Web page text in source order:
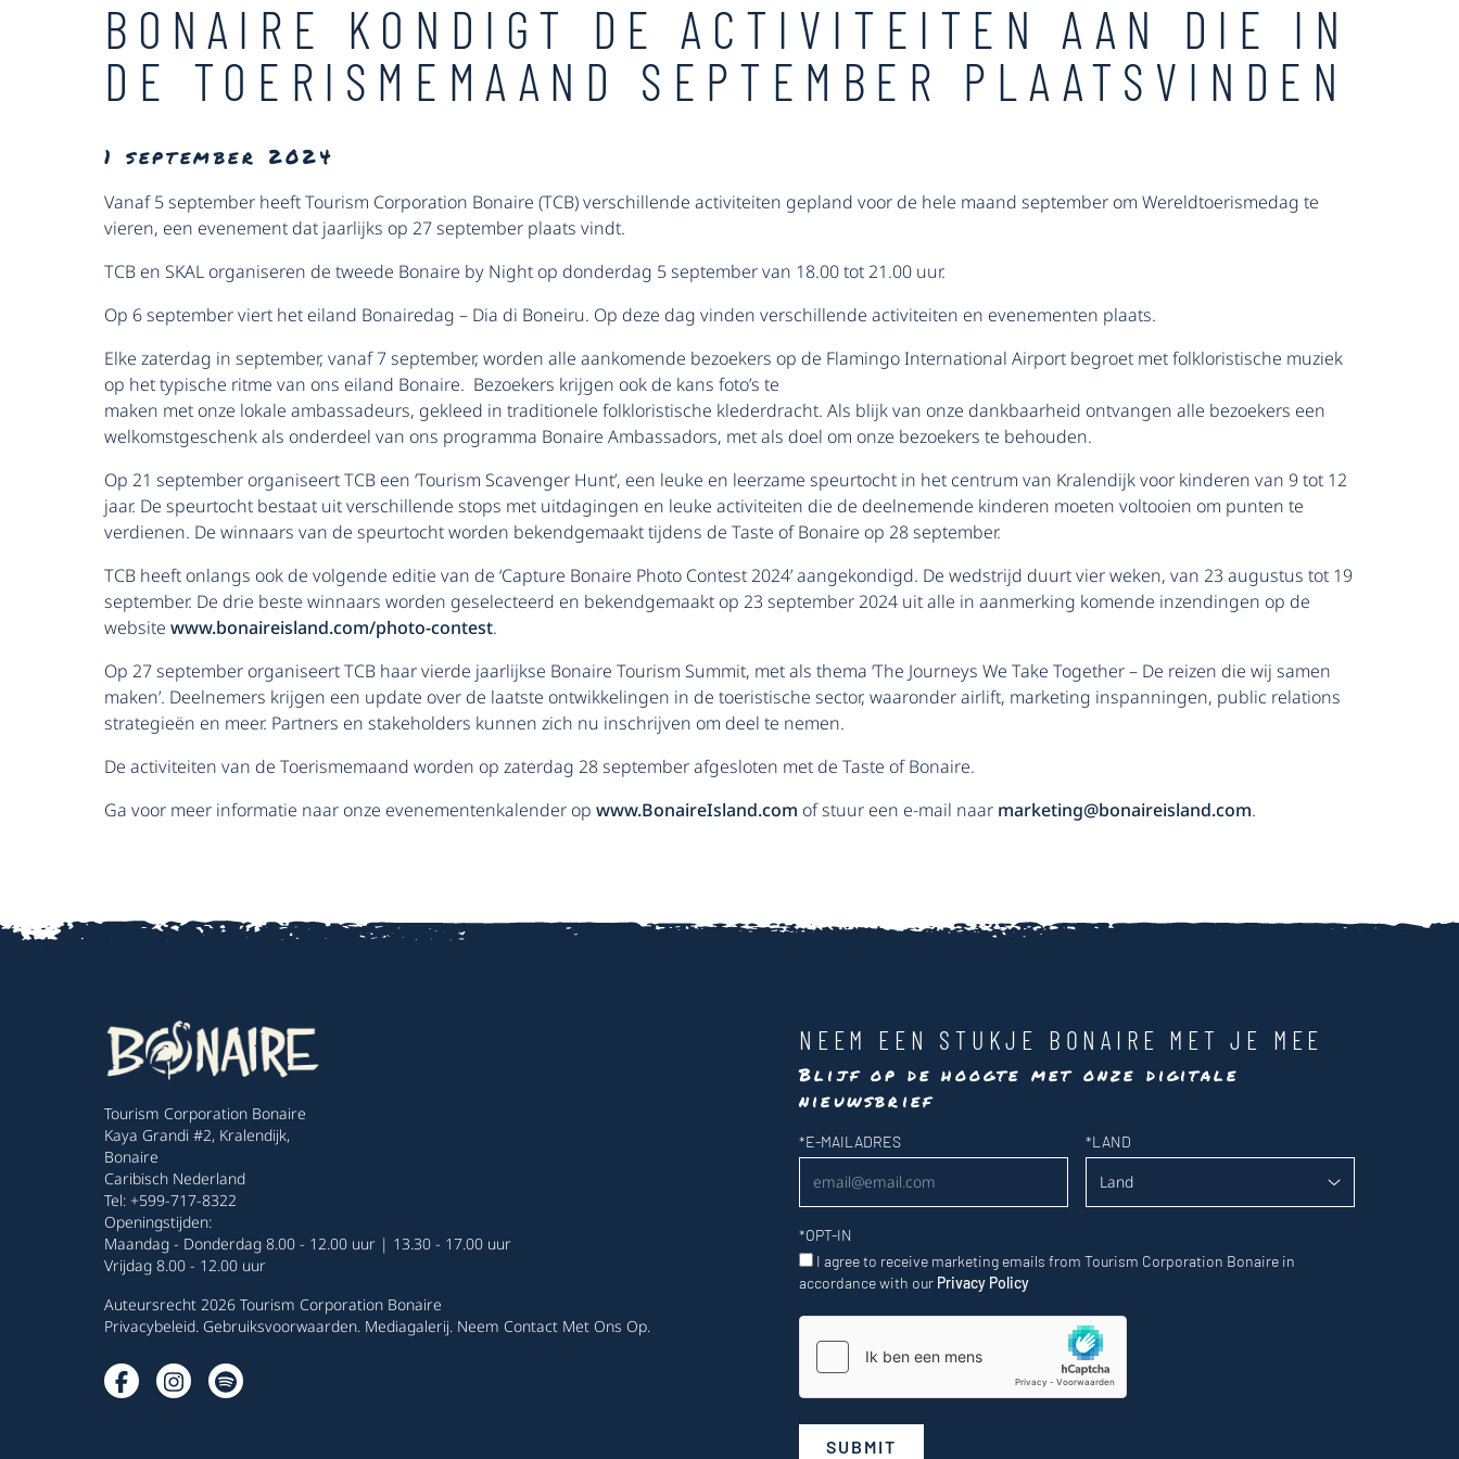
BONAIRE KONDIGT DE ACTIVITEITEN AAN DIE IN
DE TOERISMEMAAND SEPTEMBER PLAATSVINDEN
1 september 2024
Vanaf 5 september heeft Tourism Corporation Bonaire (TCB) verschillende activiteiten gepland voor de hele maand september om Wereldtoerismedag te
vieren, een evenement dat jaarlijks op 27 september plaats vindt.
TCB en SKAL organiseren de tweede Bonaire by Night op donderdag 5 september van 18.00 tot 21.00 uur.
Op 6 september viert het eiland Bonairedag – Dia di Boneiru. Op deze dag vinden verschillende activiteiten en evenementen plaats.
Elke zaterdag in september, vanaf 7 september, worden alle aankomende bezoekers op de Flamingo International Airport begroet met folkloristische muziek
op het typische ritme van ons eiland Bonaire. Bezoekers krijgen ook de kans foto’s te
maken met onze lokale ambassadeurs, gekleed in traditionele folkloristische klederdracht. Als blijk van onze dankbaarheid ontvangen alle bezoekers een
welkomstgeschenk als onderdeel van ons programma Bonaire Ambassadors, met als doel om onze bezoekers te behouden.
Op 21 september organiseert TCB een ‘Tourism Scavenger Hunt’, een leuke en leerzame speurtocht in het centrum van Kralendijk voor kinderen van 9 tot 12
jaar. De speurtocht bestaat uit verschillende stops met uitdagingen en leuke activiteiten die de deelnemende kinderen moeten voltooien om punten te
verdienen. De winnaars van de speurtocht worden bekendgemaakt tijdens de Taste of Bonaire op 28 september.
TCB heeft onlangs ook de volgende editie van de ‘Capture Bonaire Photo Contest 2024’ aangekondigd. De wedstrijd duurt vier weken, van 23 augustus tot 19
september. De drie beste winnaars worden geselecteerd en bekendgemaakt op 23 september 2024 uit alle in aanmerking komende inzendingen op de
website www.bonaireisland.com/photo-contest.
Op 27 september organiseert TCB haar vierde jaarlijkse Bonaire Tourism Summit, met als thema ‘The Journeys We Take Together – De reizen die wij samen
maken’. Deelnemers krijgen een update over de laatste ontwikkelingen in de toeristische sector, waaronder airlift, marketing inspanningen, public relations
strategieën en meer. Partners en stakeholders kunnen zich nu inschrijven om deel te nemen.
De activiteiten van de Toerismemaand worden op zaterdag 28 september afgesloten met de Taste of Bonaire.
Ga voor meer informatie naar onze evenementenkalender op www.BonaireIsland.com of stuur een e-mail naar marketing@bonaireisland.com.
Tourism Corporation Bonaire
Kaya Grandi #2, Kralendijk,
Bonaire
Caribisch Nederland
Tel: +599-717-8322
Openingstijden:
Maandag - Donderdag 8.00 - 12.00 uur | 13.30 - 17.00 uur
Vrijdag 8.00 - 12.00 uur
Auteursrecht 2026 Tourism Corporation Bonaire
Privacybeleid. Gebruiksvoorwaarden. Mediagalerij. Neem Contact Met Ons Op.
NEEM EEN STUKJE BONAIRE MET JE MEE
Blijf op de hoogte met onze digitale
nieuwsbrief
Nieuwsbrief
*E-MAILADRES *LAND
*OPT-IN
I agree to receive marketing emails from Tourism Corporation Bonaire in
accordance with our Privacy Policy
SUBMIT